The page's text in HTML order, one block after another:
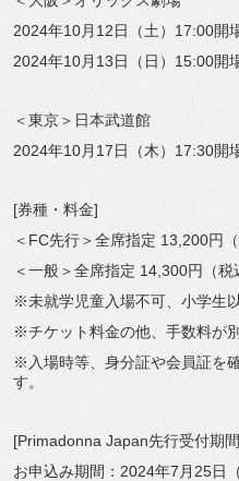
2024年10月12日（土）17:00開
2024年10月13日（日）15:00開
＜東京＞日本武道館
2024年10月17日（木）17:30開
[券種・料金]
＜FC先行＞全席指定 13,200円（
＜一般＞全席指定 14,300円（税
※未就学児童入場不可、小学生
※チケット料金の他、手数料が
※入場時等、身分証や会員証を
す。
[Primadonna Japan先行受付期
お申込み期間：2024年7月25日